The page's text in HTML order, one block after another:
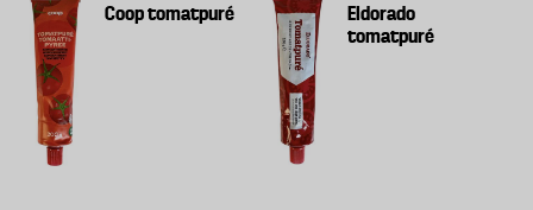
Coop tomatpuré
Eldorado
tomatpuré